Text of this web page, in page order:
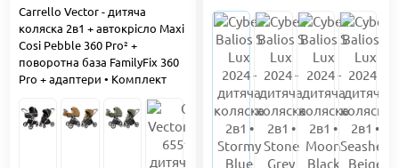
Carrello Vector - дитяча
коляска 2в1 + автокрісло Maxi
Cosi Pebble 360 Pro² +
поворотна база FamilyFix 360
Pro + адаптери • Комплект